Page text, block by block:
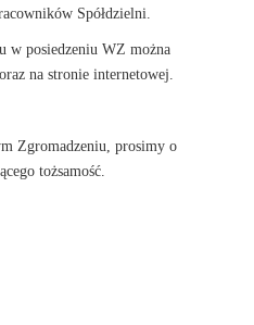
Spółdzielni.
w posiedzeniu WZ można
na stronie internetowej.
Zgromadzeniu, prosimy o
tożsamość.